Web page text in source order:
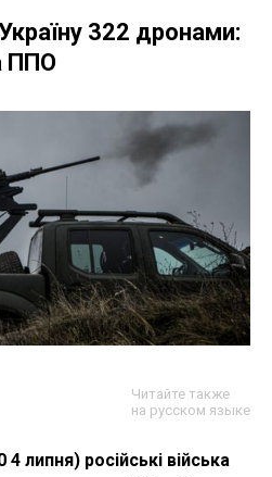
322 дронами:
ППО
Читайте также
на русском языке
липня) російські війська